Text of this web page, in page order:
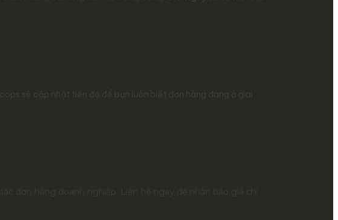
sẽ cập nhật tiến độ để bạn luôn biết đơn hàng đang ở giai
đơn hàng doanh nghiệp. Liên hệ ngay để nhận báo giá chi